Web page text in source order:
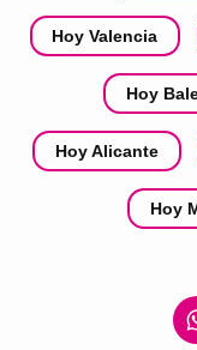
Hoy Valencia
Hoy
Hoy Alicante
Hoy